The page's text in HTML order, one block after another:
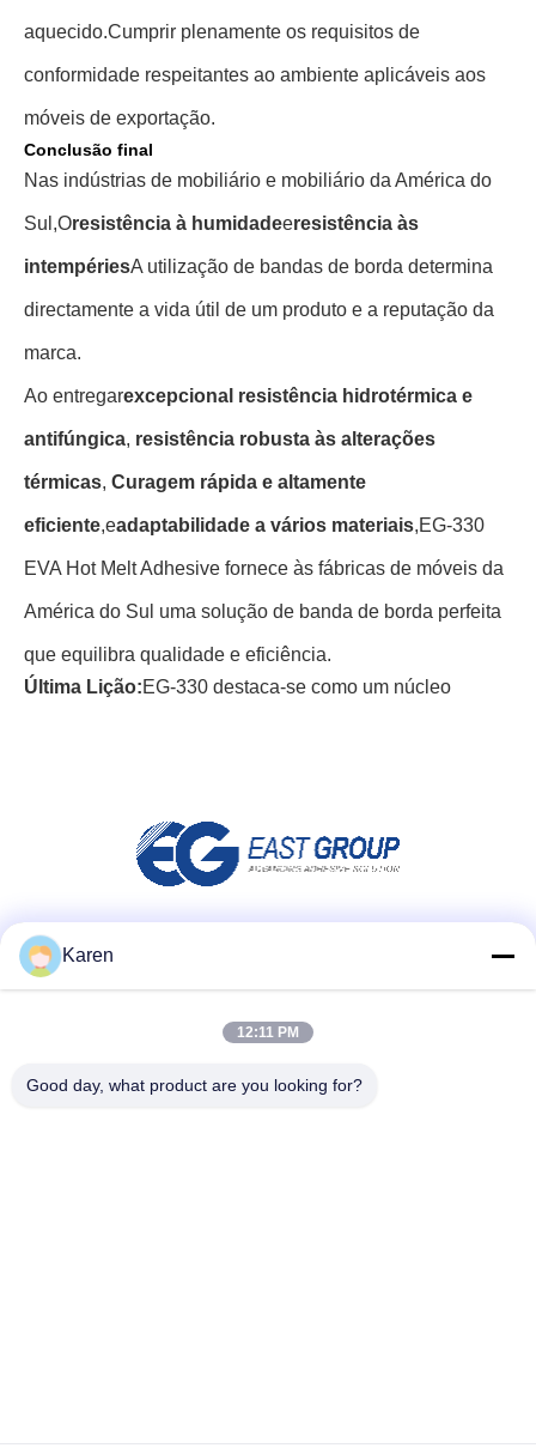
aquecido.Cumprir plenamente os requisitos de
conformidade respeitantes ao ambiente aplicáveis aos
móveis de exportação.
Conclusão final
Nas indústrias de mobiliário e mobiliário da América do
Sul,Oresistência à humidadeeresistência às
intempériesA utilização de bandas de borda determina
directamente a vida útil de um produto e a reputação da
marca.
Ao entregarexcepcional resistência hidrotérmica e
antifúngica, resistência robusta às alterações
térmicas, Curagem rápida e altamente
eficiente,eadaptabilidade a vários materiais,EG-330
EVA Hot Melt Adhesive fornece às fábricas de móveis da
América do Sul uma solução de banda de borda perfeita
que equilibra qualidade e eficiência.
Última Lição:EG-330 destaca-se como um núcleo
Karen
12:11 PM
Good day, what product are you looking for?